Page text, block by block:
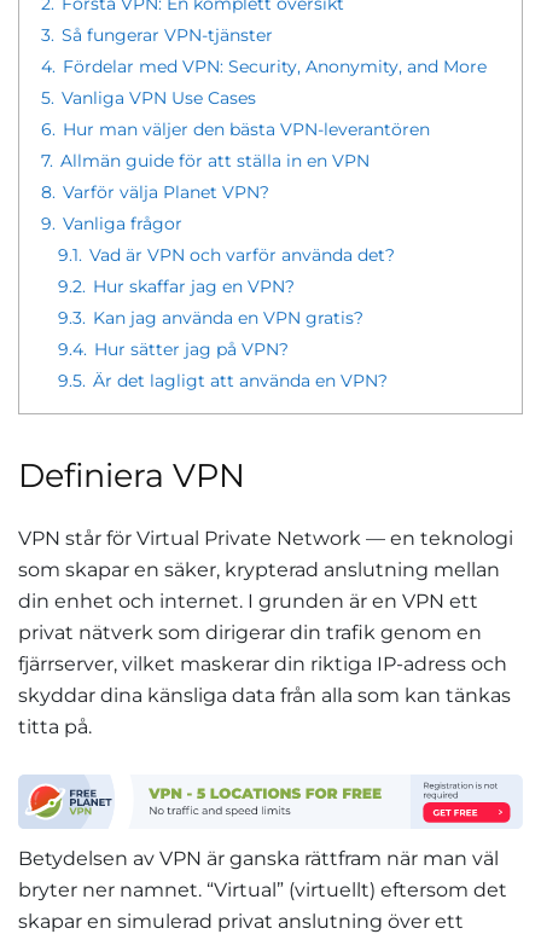
3. Så fungerar VPN-tjänster
4. Fördelar med VPN: Security, Anonymity, and More
5. Vanliga VPN Use Cases
6. Hur man väljer den bästa VPN-leverantören
7. Allmän guide för att ställa in en VPN
8. Varför välja Planet VPN?
9. Vanliga frågor
9.1. Vad är VPN och varför använda det?
9.2. Hur skaffar jag en VPN?
9.3. Kan jag använda en VPN gratis?
9.4. Hur sätter jag på VPN?
9.5. Är det lagligt att använda en VPN?
Definiera VPN
VPN står för Virtual Private Network — en teknologi
som skapar en säker, krypterad anslutning mellan
din enhet och internet. I grunden är en VPN ett
privat nätverk som dirigerar din trafik genom en
fjärrserver, vilket maskerar din riktiga IP-adress och
skyddar dina känsliga data från alla som kan tänkas
titta på.
Betydelsen av VPN är ganska rättfram när man väl
bryter ner namnet. “Virtual” (virtuellt) eftersom det
skapar en simulerad privat anslutning över ett